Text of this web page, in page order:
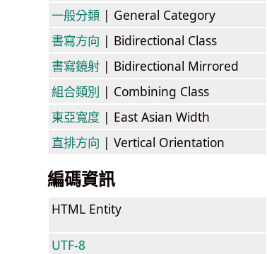
一般分類 | General Category
書寫方向 | Bidirectional Class
書寫鏡射 | Bidirectional Mirrored
組合類別 | Combining Class
東亞寬度 | East Asian Width
直排方向 | Vertical Orientation
編碼資訊
HTML Entity
UTF-8